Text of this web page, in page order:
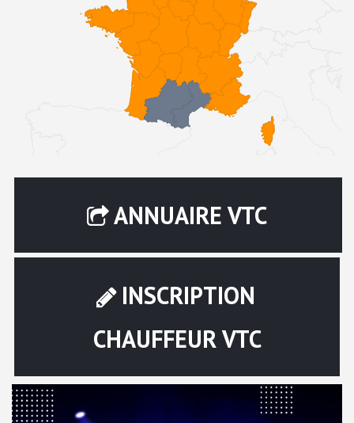
ANNUAIRE VTC
INSCRIPTION
CHAUFFEUR VTC